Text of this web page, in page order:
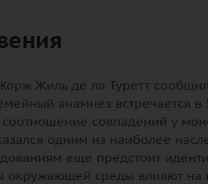
Жиль де ла Туретт
анамнез встречается
совпадений у
одним из наиболее
еще предстоит
окружающей среды влияют